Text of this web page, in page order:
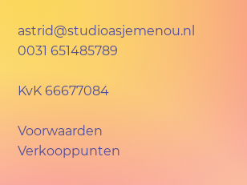
astrid@studioasjemenou.nl
0031 651485789
KvK66677084
Voorwaarden
Verkooppunten